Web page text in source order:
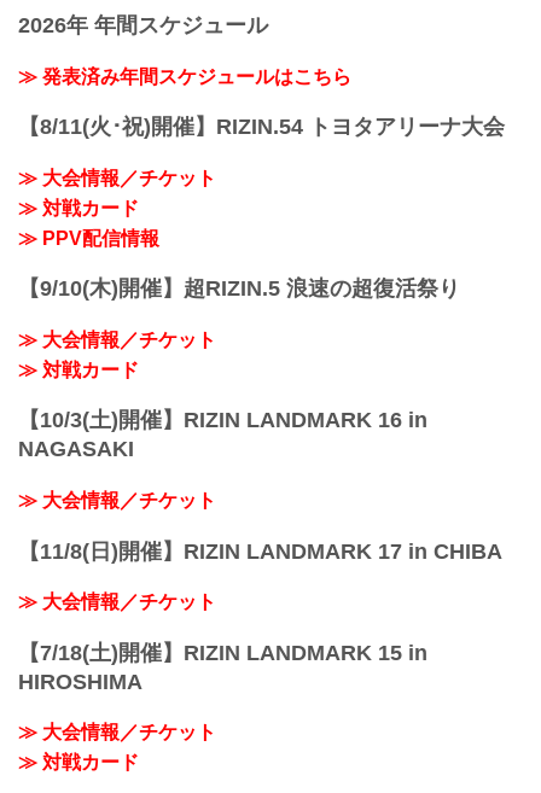
傷）
第10試合／スペシャルワンマッチ 浅倉カ
Full Fight ...
イジン ファイティング フェデレーショ
いきます。
2026年 年間スケジュール
≫ 発表済み年間スケジュールはこちら
【8/11(火･祝)開催】RIZIN.54 トヨタアリーナ大会
≫ 大会情報／チケット
≫ 対戦カード
≫ PPV配信情報
【9/10(木)開催】超RIZIN.5 浪速の超復活祭り
≫ 大会情報／チケット
≫ 対戦カード
【10/3(土)開催】RIZIN LANDMARK 16 in
NAGASAKI
≫ 大会情報／チケット
【11/8(日)開催】RIZIN LANDMARK 17 in CHIBA
≫ 大会情報／チケット
【7/18(土)開催】RIZIN LANDMARK 15 in
HIROSHIMA
≫ 大会情報／チケット
≫ 対戦カード